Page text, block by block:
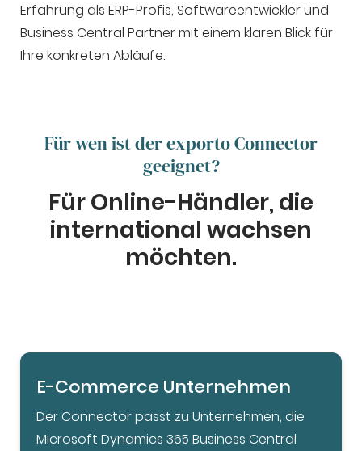
Erfahrung als ERP-Profis, Softwareentwickler und
Business Central Partner mit einem klaren Blick für
Ihre konkreten Abläufe.
Für wen ist der exporto Connector
geeignet?
Für Online-Händler, die
international wachsen
möchten.
E-Commerce Unternehmen
Der Connector passt zu Unternehmen, die
Microsoft Dynamics 365 Business Central